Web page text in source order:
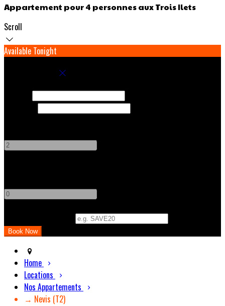
Appartement pour 4 personnes aux Trois Ilets
Scroll
Available Tonight
Home
Locations
Nos Appartements
→ Nevis (T2)